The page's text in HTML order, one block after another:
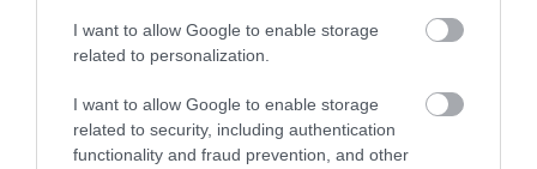
I want to allow Google to enable storage
related to personalization.
I want to allow Google to enable storage
related to security, including authentication
functionality and fraud prevention, and other